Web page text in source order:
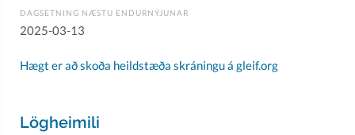
DAGSETNING NÆSTU ENDURNÝJUNAR
2025-03-13
Hægt er að skoða heildstæða skráningu á gleif.org
Lögheimili